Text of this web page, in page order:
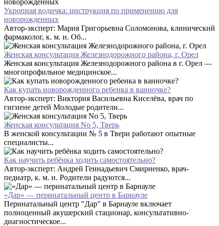
Укропная водичка: инструкция по применению для
новорожденных
Автор-эксперт: Мария Григорьевна Соломонова, клинический
фармаколог, к. м. н. Об...
Женская консультация Железнодорожного района, г. Орел
Женская консультация Железнодорожного района в г. Орел —
многопрофильное медицинское...
Как купать новорожденного ребенка в ванночке?
Автор-эксперт: Виктория Васильевна Киселёва, врач по
гигиене детей Молодые родители...
Женская консультация No 5, Тверь
В женской консультации № 5 в Твери работают опытные
специалисты...
Как научить ребёнка ходить самостоятельно?
Автор-эксперт: Андрей Геннадьевич Смирненко, врач-
педиатр, к. м. н. Родители радуются...
«Дар» — перинатальный центр в Барнауле
Перинатальный центр "Дар" в Барнауле включает
полноценный акушерский стационар, консультативно-
диагностическое...